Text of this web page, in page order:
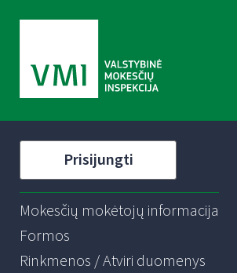
Prisijungti
Mokesčių mokėtojų informacija
Formos
Rinkmenos / Atviri duomenys